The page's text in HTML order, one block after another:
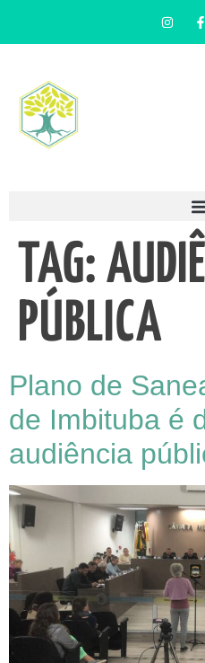
TAG:
PÚBLICA
Plano de
de Imbituba é
audiência